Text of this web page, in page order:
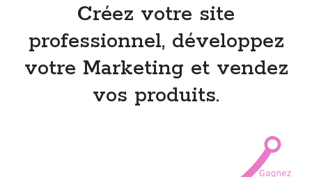
Créez votre site
professionnel, développez
votre Marketing et vendez
vos produits.